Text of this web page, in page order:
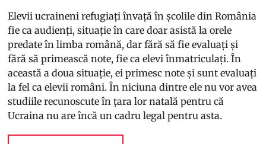
Elevii ucraineni refugiați învață în școlile din România
fie ca audienți, situație în care doar asistă la orele
predate în limba română, dar fără să fie evaluați și
fără să primească note, fie ca elevi înmatriculați. În
această a doua situație, ei primesc note și sunt evaluați
la fel ca elevii români. În niciuna dintre ele nu vor avea
studiile recunoscute în țara lor natală pentru că
Ucraina nu are încă un cadru legal pentru asta.